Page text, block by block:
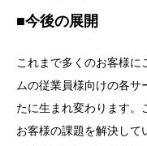
■今後の展開
これまで多くのお客様に
ムの従業員様向けの各
たに生まれ変わります。
お客様の課題を解決して